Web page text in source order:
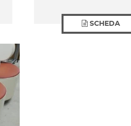
SCHEDA